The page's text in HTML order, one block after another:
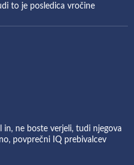
to je posledica vročine
in, ne boste verjeli, tudi njegova
povprečni IQ prebivalcev